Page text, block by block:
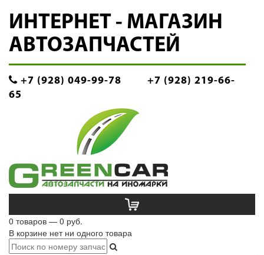
ИНТЕРНЕТ - МАГАЗИН
АВТОЗАПЧАСТЕЙ
+7 (928) 049-99-78
+7 (928) 219-66-
65
0 товаров — 0 руб.
В корзине нет ни одного товара